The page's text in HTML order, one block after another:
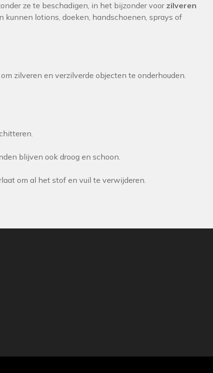
ze te beschadigen, in het bijzonder voor zilveren
lotions, doeken, handschoenen, sprays of
zilveren en verzilverde objecten te onderhouden.
blijven ook droog en schoon.
om al het stof en vuil te verwijderen.